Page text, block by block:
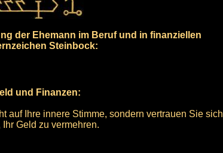
der Ehemann im Beruf und in finanziellen
Steinbock:
und Finanzen:
auf Ihre innere Stimme, sondern vertrauen Sie sich
Geld zu vermehren.